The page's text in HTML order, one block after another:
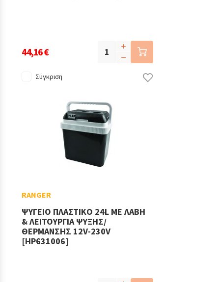
44,16 €
Σύγκριση
RANGER
ΨΥΓΕΙΟ ΠΛΑΣΤΙΚΟ 24L ΜΕ ΛΑΒΗ
& ΛΕΙΤΟΥΡΓΙΑ ΨΥΞΗΣ/
ΘΕΡΜΑΝΣΗΣ 12V-230V
[HP631006]